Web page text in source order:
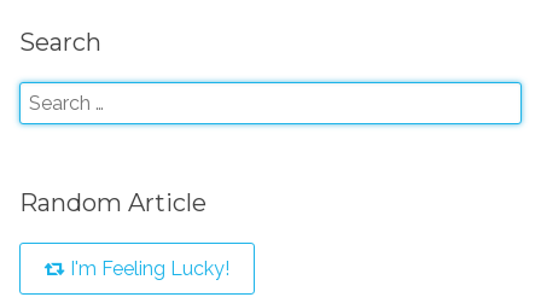
Search
Random Article
I'm Feeling Lucky!